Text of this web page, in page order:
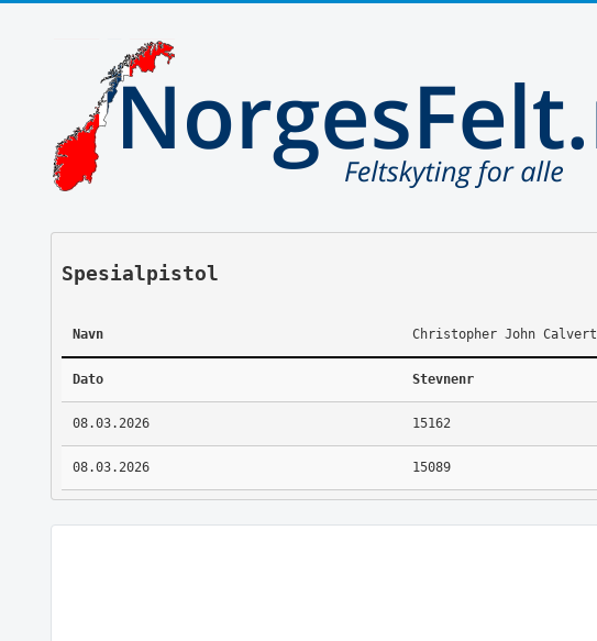
Spesialpistol
Navn Christopher John Calvert
Dato Stevnenr
08.03.2026 15162
08.03.2026 15089